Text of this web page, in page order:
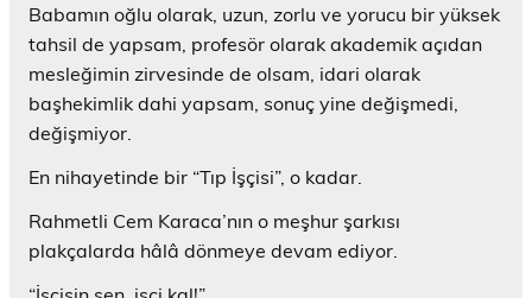
Babamın oğlu olarak, uzun, zorlu ve yorucu bir yüksek
tahsil de yapsam, profesör olarak akademik açıdan
mesleğimin zirvesinde de olsam, idari olarak
başhekimlik dahi yapsam, sonuç yine değişmedi,
değişmiyor.
En nihayetinde bir “Tıp İşçisi”, o kadar.
Rahmetli Cem Karaca’nın o meşhur şarkısı
plakçalarda hâlâ dönmeye devam ediyor.